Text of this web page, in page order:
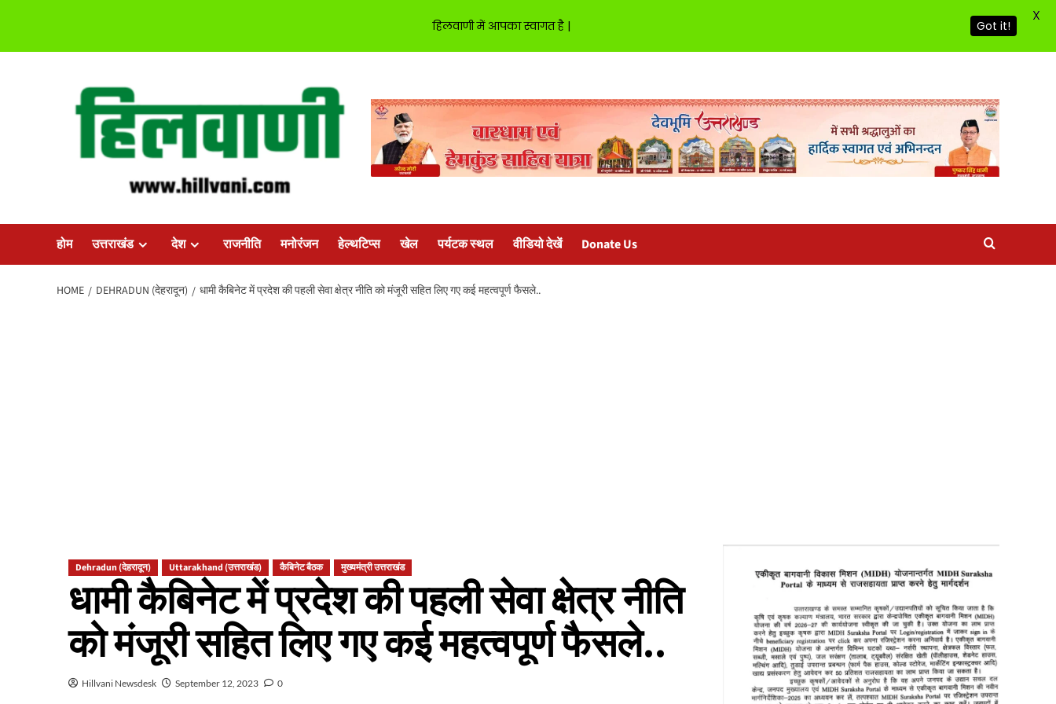
होम उत्तराखंड देश राजनीति मनोरंजन हेल्थटिप्स खेल पर्यटक स्थल वीडियो देखें Donate Us
HOME DEHRADUN (देहरादून) धामी कैबिनेट में प्रदेश की पहली सेवा क्षेत्र नीति को मंजूरी सहित लिए गए कई महत्वपूर्ण फैसले..
Dehradun (देहरादून) Uttarakhand (उत्तराखंड) कैबिनेट बैठक मुख्यमंत्री उत्तराखंड
धामी कैबिनेट में प्रदेश की पहली सेवा क्षेत्र नीति
को मंजूरी सहित लिए गए कई महत्वपूर्ण फैसले..
Hillvani Newsdesk September 12, 2023 0
हिलवाणी में आपका स्वागत है | Got it!
X